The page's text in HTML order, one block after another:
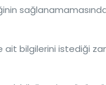
bilgilerini istediği